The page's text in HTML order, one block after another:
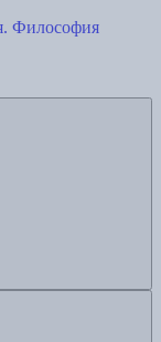
Философия